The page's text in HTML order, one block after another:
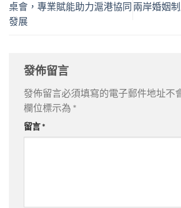
桌會，專業賦能助力滬港協同
發展
兩岸婚姻
發佈留言
發佈留言必須填寫的電子郵件地址不
欄位標示為 *
留言*